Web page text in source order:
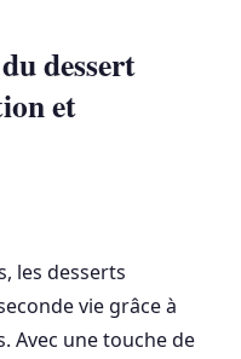
dessert
et
les desserts
vie grâce à
Avec une touche de